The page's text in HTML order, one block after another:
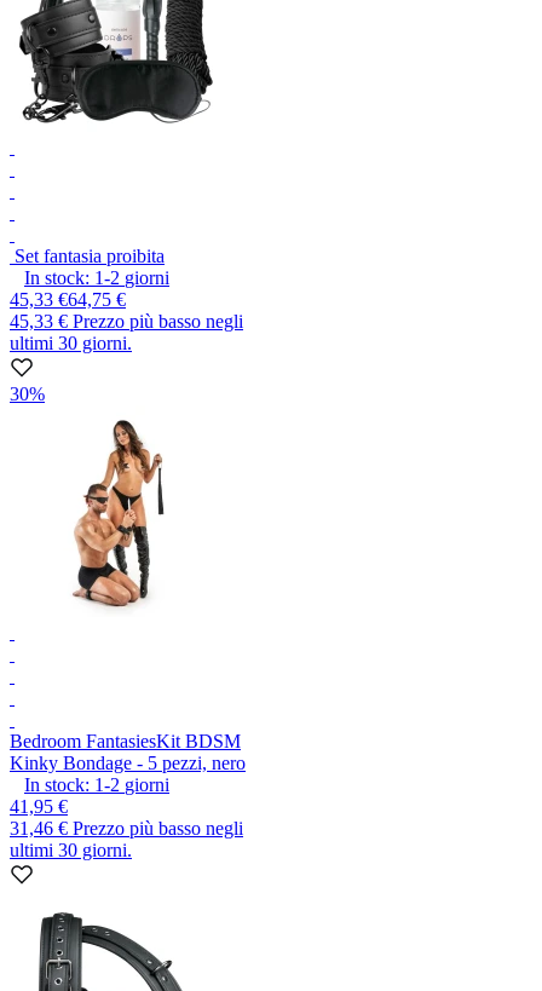
Set fantasia proibita
In stock: 1-2 giorni
45,33 €64,75 €
45,33 € Prezzo più basso negli
ultimi 30 giorni.
30%
Bedroom FantasiesKit BDSM
Kinky Bondage - 5 pezzi, nero
In stock: 1-2 giorni
41,95 €
31,46 € Prezzo più basso negli
ultimi 30 giorni.